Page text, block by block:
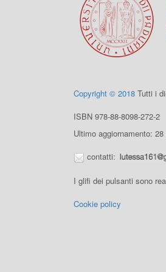
Copyright © 2018 Tutti i
ISBN 978-88-8098-272-2
Ultimo aggiornamento:
contatti:
I glifi dei pulsanti sono
Cookie policy